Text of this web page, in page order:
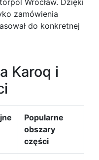
Wrocław. Dzięki
zamówienia
do konkretnej
Karoq i
Popularne
obszary
części